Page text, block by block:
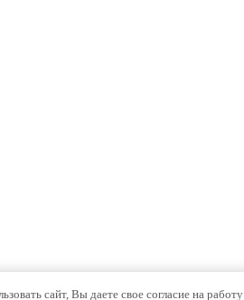
сайт, Вы даете свое согласие на